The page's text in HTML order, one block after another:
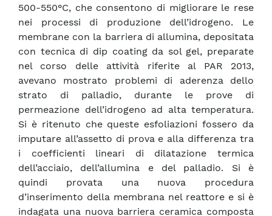
500-550°C, che consentono di migliorare le rese
nei processi di produzione dell’idrogeno. Le
membrane con la barriera di allumina, depositata
con tecnica di dip coating da sol gel, preparate
nel corso delle attività riferite al PAR 2013,
avevano mostrato problemi di aderenza dello
strato di palladio, durante le prove di
permeazione dell’idrogeno ad alta temperatura.
Si è ritenuto che queste esfoliazioni fossero da
imputare all’assetto di prova e alla differenza tra
i coefficienti lineari di dilatazione termica
dell’acciaio, dell’allumina e del palladio. Si è
quindi provata una nuova procedura
d’inserimento della membrana nel reattore e si è
indagata una nuova barriera ceramica composta